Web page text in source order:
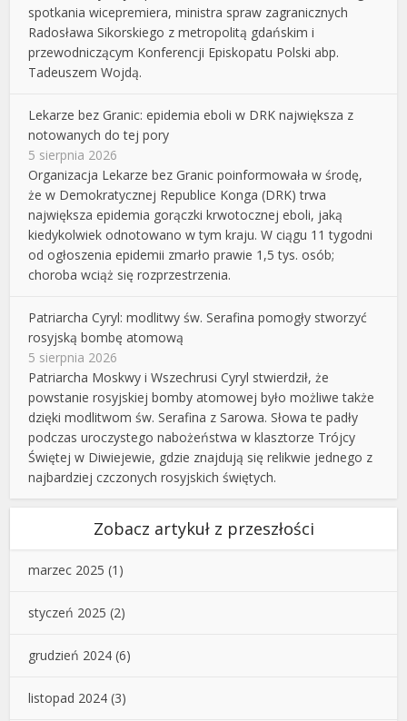
spotkania wicepremiera, ministra spraw zagranicznych
Radosława Sikorskiego z metropolitą gdańskim i
przewodniczącym Konferencji Episkopatu Polski abp.
Tadeuszem Wojdą.
Lekarze bez Granic: epidemia eboli w DRK największa z
notowanych do tej pory
5 sierpnia 2026
Organizacja Lekarze bez Granic poinformowała w środę,
że w Demokratycznej Republice Konga (DRK) trwa
największa epidemia gorączki krwotocznej eboli, jaką
kiedykolwiek odnotowano w tym kraju. W ciągu 11 tygodni
od ogłoszenia epidemii zmarło prawie 1,5 tys. osób;
choroba wciąż się rozprzestrzenia.
Patriarcha Cyryl: modlitwy św. Serafina pomogły stworzyć
rosyjską bombę atomową
5 sierpnia 2026
Patriarcha Moskwy i Wszechrusi Cyryl stwierdził, że
powstanie rosyjskiej bomby atomowej było możliwe także
dzięki modlitwom św. Serafina z Sarowa. Słowa te padły
podczas uroczystego nabożeństwa w klasztorze Trójcy
Świętej w Diwiejewie, gdzie znajdują się relikwie jednego z
najbardziej czczonych rosyjskich świętych.
Zobacz artykuł z przeszłości
marzec 2025 (1)
styczeń 2025 (2)
grudzień 2024 (6)
listopad 2024 (3)